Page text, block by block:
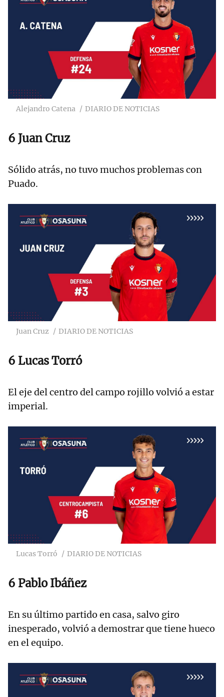
Alejandro Catena DIARIO DE NOTICIAS
6 Juan Cruz
Sólido atrás, no tuvo muchos problemas con
Puado.
Juan Cruz DIARIO DE NOTICIAS
6 Lucas Torró
El eje del centro del campo rojillo volvió a estar
imperial.
Lucas Torró DIARIO DE NOTICIAS
6 Pablo Ibáñez
En su último partido en casa, salvo giro
inesperado, volvió a demostrar que tiene hueco
en el equipo.